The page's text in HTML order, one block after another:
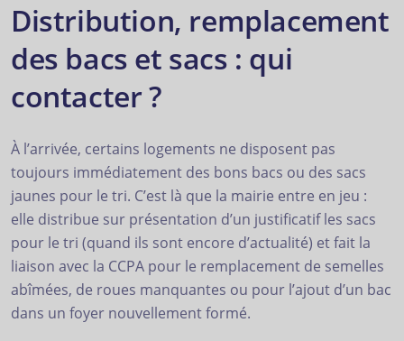
Distribution, remplacement
des bacs et sacs : qui
contacter ?
À l’arrivée, certains logements ne disposent pas
toujours immédiatement des bons bacs ou des sacs
jaunes pour le tri. C’est là que la mairie entre en jeu :
elle distribue sur présentation d’un justificatif les sacs
pour le tri (quand ils sont encore d’actualité) et fait la
liaison avec la CCPA pour le remplacement de semelles
abîmées, de roues manquantes ou pour l’ajout d’un bac
dans un foyer nouvellement formé.